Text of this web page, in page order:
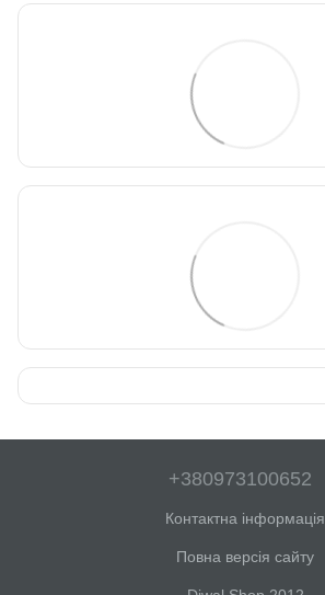
+380973100652
Контактна інформація
Повна версія сайту